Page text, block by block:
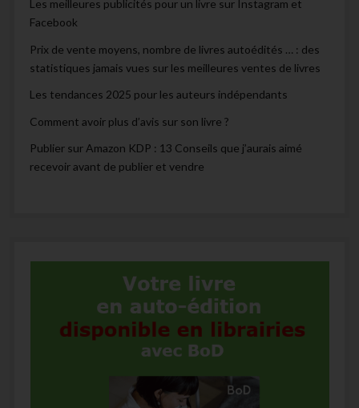
Les meilleures publicités pour un livre sur Instagram et
Facebook
Prix de vente moyens, nombre de livres autoédités … : des
statistiques jamais vues sur les meilleures ventes de livres
Les tendances 2025 pour les auteurs indépendants
Comment avoir plus d’avis sur son livre ?
Publier sur Amazon KDP : 13 Conseils que j’aurais aimé
recevoir avant de publier et vendre